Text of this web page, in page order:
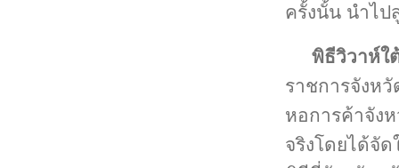
ครั้งนั้น นำไป
พิธีวิวาห์ใ
ราชการจังห
หอการค้าจัง
จริงโดยได้จั